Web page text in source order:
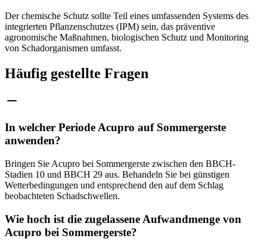
Der chemische Schutz sollte Teil eines umfassenden Systems des
integrierten Pflanzenschutzes (IPM) sein, das präventive
agronomische Maßnahmen, biologischen Schutz und Monitoring
von Schadorganismen umfasst.
Häufig gestellte Fragen
In welcher Periode Acupro auf Sommergerste
anwenden?
Bringen Sie Acupro bei Sommergerste zwischen den BBCH-
Stadien 10 und BBCH 29 aus. Behandeln Sie bei günstigen
Wetterbedingungen und entsprechend den auf dem Schlag
beobachteten Schadschwellen.
Wie hoch ist die zugelassene Aufwandmenge von
Acupro bei Sommergerste?